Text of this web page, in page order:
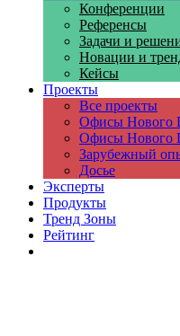
Конференции
Референсы
Задачи и
Новации и
Кейсы
Проекты
Все проекты
Офисы Нового
Офисы Нового
Зарубежный
Досье
Эксперты
Продукты
Тренд Зоны
Рейтинг